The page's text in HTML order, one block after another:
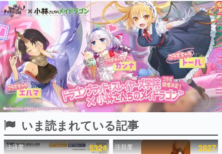
ピックアップ
電ファミのいま読まれている記事ランキング
アプリセール情報
インタビュー
連載・特集一覧
殿堂入り記事
SNS拡散数が数千以上！ ページビュー数万以上！ などな
ど。多くの人々に読まれた、電ファミ渾身の“殿堂入り”記
事をまとめました。
いま読まれている記事
注目度 5324 注目度 2827